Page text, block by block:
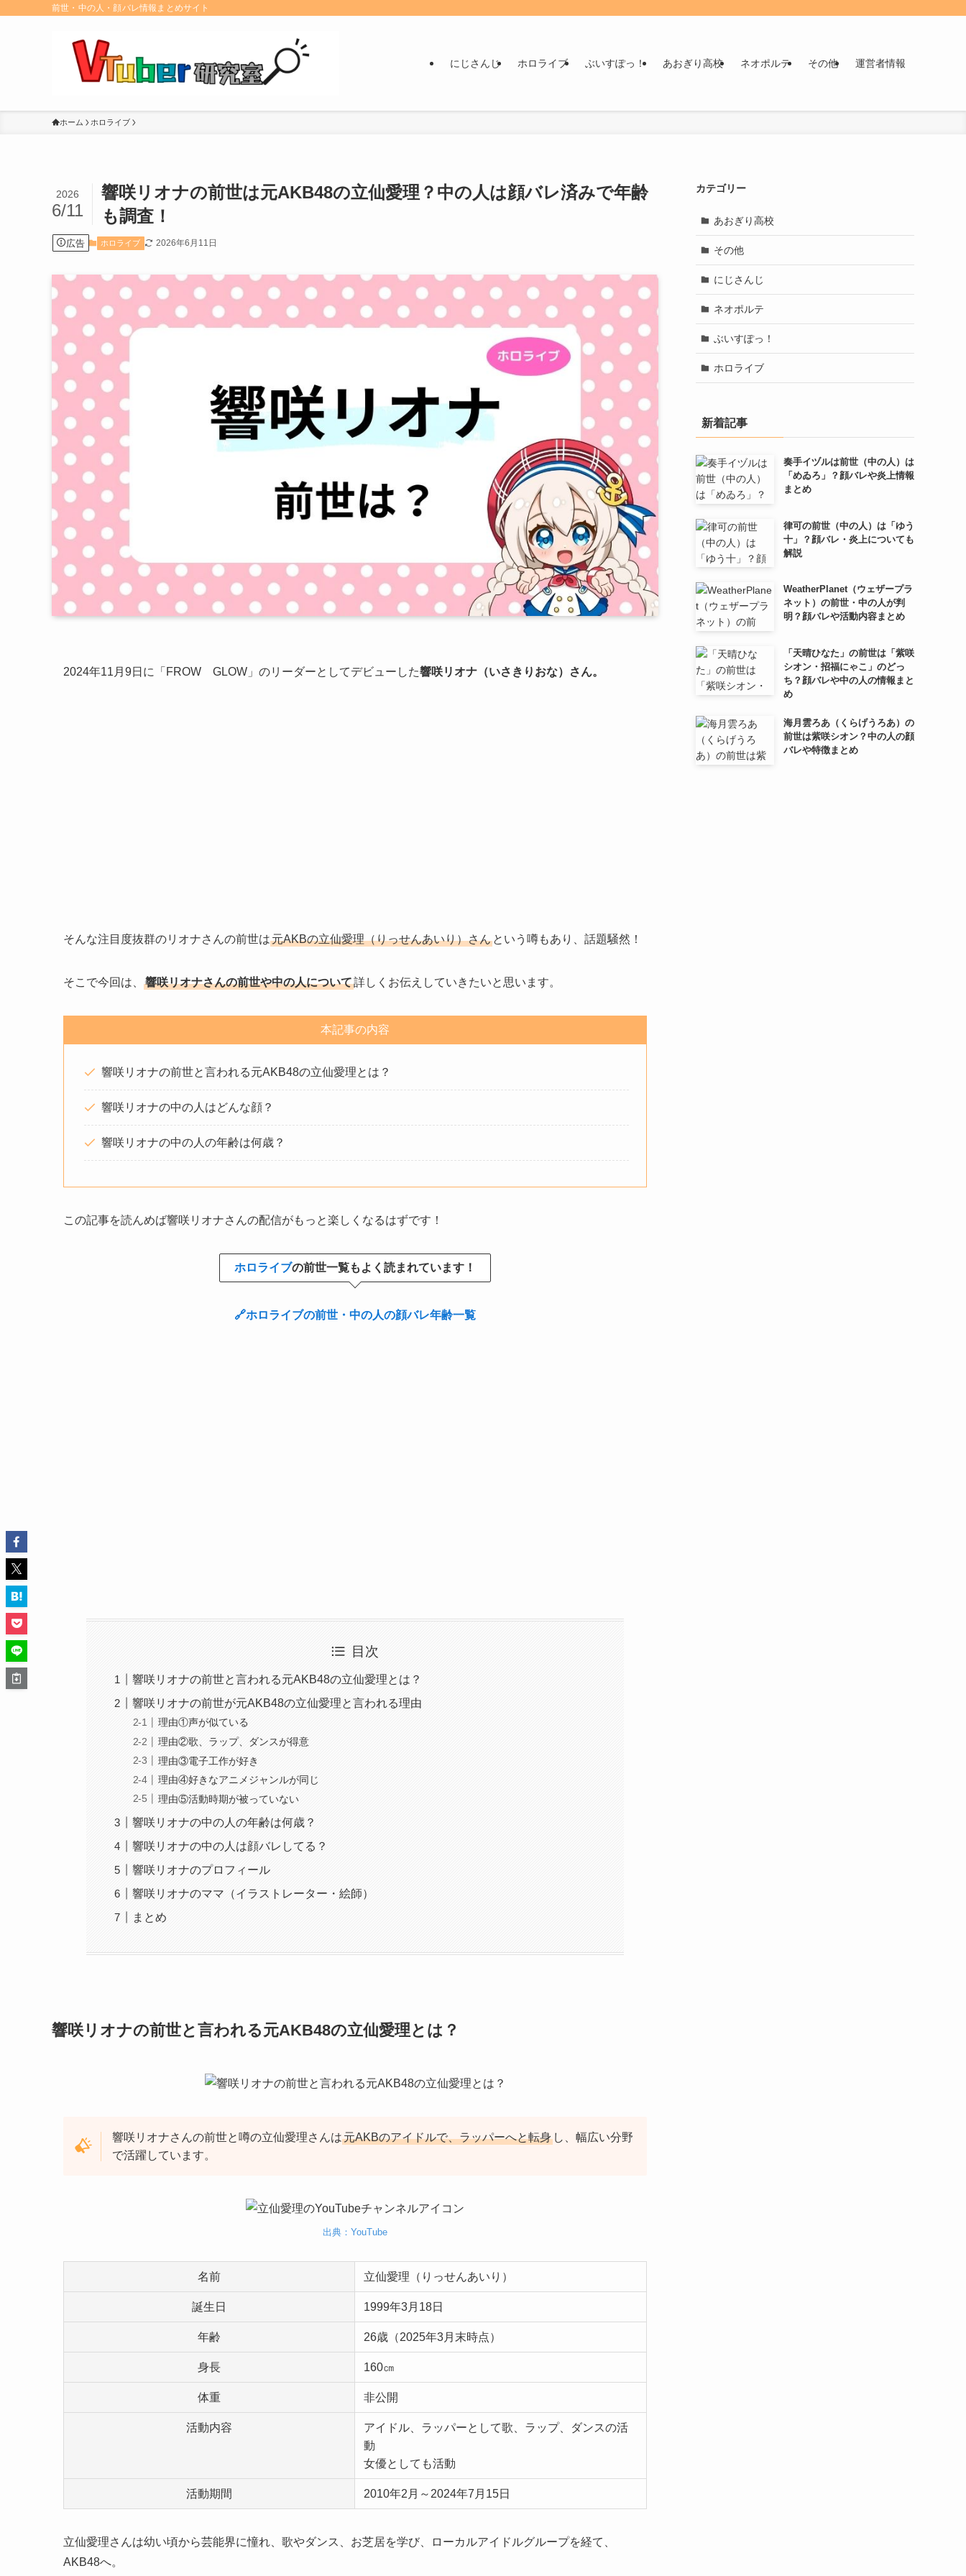
前世・中の人・顔バレ情報まとめサイト
にじさんじ ホロライブ ぶいすぽっ！ あおぎり高校 ネオポルテ その他 運営者情報
ホーム ホロライブ
響咲リオナの前世は元AKB48の立仙愛理？中の人は顔バレ済みで年齢
も調査！
2026
6/11
広告 ホロライブ 2026年6月11日
2024年11月9日に「FROW GLOW」のリーダーとしてデビューした響咲リオナ（いさきりおな）さん。
そんな注目度抜群のリオナさんの前世は元AKBの立仙愛理（りっせんあいり）さん という噂もあり、話題騒然！
そこで今回は、 響咲リオナさんの前世や中の人について詳しくお伝えしていきたいと思います。
本記事の内容
響咲リオナの前世と言われる元AKB48の立仙愛理とは？
響咲リオナの中の人はどんな顔？
響咲リオナの中の人の年齢は何歳？
この記事を読んめば響咲リオナさんの配信がもっと楽しくなるはずです！
ホロライブの前世一覧もよく読まれています！
🔗ホロライブの前世・中の人の顔バレ年齢一覧
目次
響咲リオナの前世と言われる元AKB48の立仙愛理とは？
響咲リオナの前世が元AKB48の立仙愛理と言われる理由
理由①声が似ている
理由②歌、ラップ、ダンスが得意
理由③電子工作が好き
理由④好きなアニメジャンルが同じ
理由⑤活動時期が被っていない
響咲リオナの中の人の年齢は何歳？
響咲リオナの中の人は顔バレしてる？
響咲リオナのプロフィール
響咲リオナのママ（イラストレーター・絵師）
まとめ
響咲リオナの前世と言われる元AKB48の立仙愛理とは？
響咲リオナさんの前世と噂の立仙愛理さんは元AKBのアイドルで、ラッパーへと転身 し、幅広い分野
で活躍しています。
出典：YouTube
名前 立仙愛理（りっせんあいり）
誕生日 1999年3月18日
年齢 26歳（2025年3月末時点）
身長 160㎝
体重 非公開
活動内容
アイドル、ラッパーとして歌、ラップ、ダンスの活
動
女優としても活動
活動期間 2010年2月～2024年7月15日
立仙愛理さんは幼い頃から芸能界に憧れ、歌やダンス、お芝居を学び、ローカルアイドルグループを経て、
AKB48へ。
カテゴリー
あおぎり高校
その他
にじさんじ
ネオポルテ
ぶいすぽっ！
ホロライブ
新着記事
奏手イヅルは前世（中の人）は
「めゐろ」？顔バレや炎上情報
まとめ
律可の前世（中の人）は「ゆう
十」？顔バレ・炎上についても
解説
WeatherPlanet（ウェザープラ
ネット）の前世・中の人が判
明？顔バレや活動内容まとめ
「天晴ひなた」の前世は「紫咲
シオン・招福にゃこ」のどっ
ち？顔バレや中の人の情報まと
め
海月雲ろあ（くらげうろあ）の
前世は紫咲シオン？中の人の顔
バレや特徴まとめ